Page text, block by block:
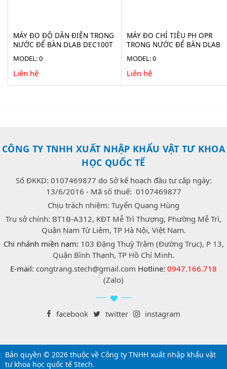
MÁY ĐO ĐỘ DẪN ĐIỆN TRONG
NƯỚC ĐỂ BÀN DLAB DEC100T
MODEL: 0
Liên hệ
MÁY ĐO CHỈ TIÊU PH OPR
TRONG NƯỚC ĐỂ BÀN DLAB
MODEL: 0
Liên hệ
CÔNG TY TNHH XUẤT NHẬP KHẨU VẬT TƯ KHOA
HỌC QUỐC TẾ
Số ĐKKD: 0107469877 do Sở kế hoạch đầu tư cấp ngày:
13/6/2016 - Mã số thuế: 0107469877
Chịu trách nhiệm: Tuyển Quang Hùng
Trụ sở chính: BT1B-A312, KĐT Mễ Trì Thượng, Phường Mễ Trì,
Quận Nam Từ Liêm, TP Hà Nội, Việt Nam.
Chi nhánh miền nam: 103 Đặng Thuỳ Trâm (Đường Trục), P 13,
Quận Bình Thạnh, TP Hồ Chí Minh.
E-mail: congtrang.stech@gmail.com Hotline: 0947.166.718
(Zalo)
facebook twitter instagram
Bản quyền © 2026 thuộc về Công ty TNHH xuất nhập khẩu vật
tư khoa học quốc tế Stech.